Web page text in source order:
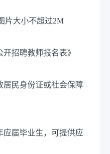
片大小不超过2M
招聘教师报名表》
居民身份证或社会保障
应届毕业生，可提供应